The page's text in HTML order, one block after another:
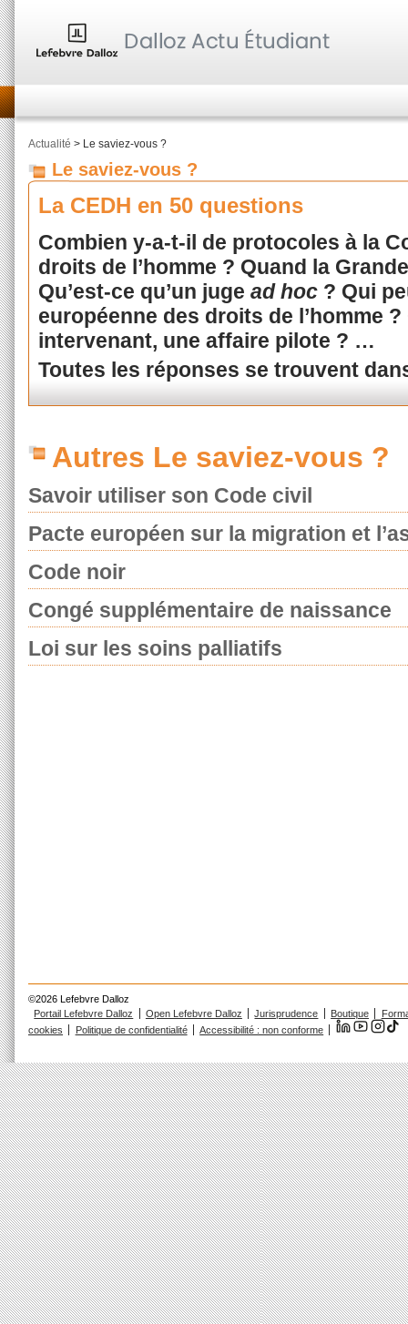
Actualité > Le saviez-vous ?
Le saviez-vous ?
La CEDH en 50 questions
Combien y-a-t-il de protocoles à la
droits de l’homme ? Quand la
Qu’est-ce qu’un juge ad hoc? Qui
européenne des droits de l’homme ?
intervenant, une affaire pilote ? …
Toutes les réponses se trouvent
Autres Le saviez-vous ?
Savoir utiliser son Code civil
Pacte européen sur la migration et
Code noir
Congé supplémentaire de naissance
Loi sur les soins palliatifs
©2026 Lefebvre Dalloz
Portail Lefebvre Dalloz
Open Lefebvre Dalloz Jurisprudence Boutique
cookies
Politique de confidentialité Accessibilité : non conforme